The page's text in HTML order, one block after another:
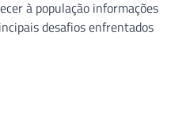
à população informações
desafios enfrentados